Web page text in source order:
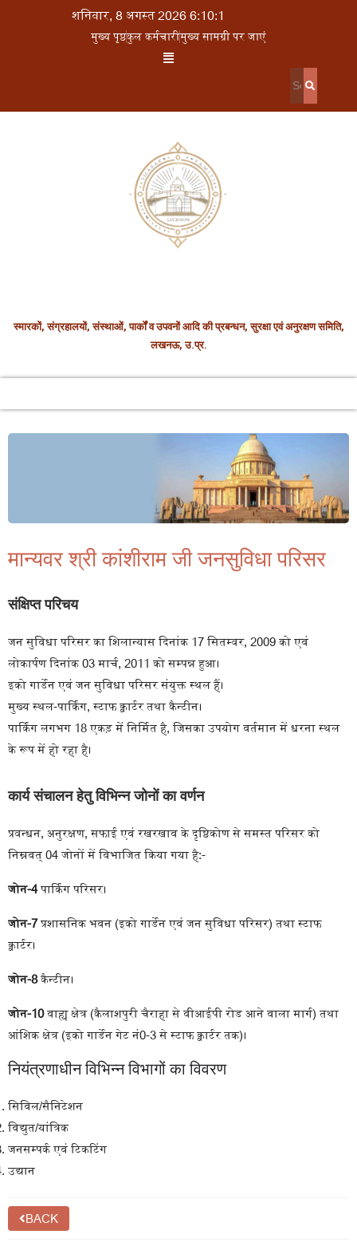
शनिवार, 8 अगस्त 2026 6:10:1
मुख्य पृष्ठकुल कर्मचारीमुख्य सामग्री पर जाएं
स्मारकों, संग्रहालयों, संस्थाओं, पार्कों व उपवनों आदि की प्रबन्धन, सुरक्षा एवं अनुरक्षण समिति,
लखनऊ, उ.प्र.
मान्यवर श्री कांशीराम जी जनसुविधा परिसर
संक्षिप्त परिचय
जन सुविधा परिसर का शिलान्यास दिनांक 17 सितम्बर, 2009 को एवं
लोकार्पण दिनांक 03 मार्च, 2011 को सम्पन्न हुआ।
इको गार्डेन एवं जन सुविधा परिसर संयुक्त स्थल हैं।
मुख्य स्थल-पार्किंग, स्टाफ क्वार्टर तथा कैन्टीन।
पार्किंग लगभग 18 एकड़ में निर्मित है, जिसका उपयोग वर्तमान में धरना स्थल
के रूप में हो रहा है।
कार्य संचालन हेतु विभिन्न जोनों का वर्णन
प्रबन्धन, अनुरक्षण, सफाई एवं रखरखाव के दृष्टिकोण से समस्त परिसर को
निम्नवत् 04 जोनों में विभाजित किया गया है:-
जोन-4पार्किंग परिसर।
जोन-7प्रशासनिक भवन (इको गार्डेन एवं जन सुविधा परिसर) तथा स्टाफ
क्वार्टर।
जोन-8कैन्टीन।
जोन-10वाह्य क्षेत्र (कैलाशपुरी चैराहा से वीआईपी रोड आने वाला मार्ग) तथा
आंशिक क्षेत्र (इको गार्डेन गेट नं0-3 से स्टाफ क्वार्टर तक)।
नियंत्रणाधीन विभिन्न विभागों का विवरण
सिविल/सैनिटेशन
विद्युत/यांत्रिक
जनसम्पर्क एवं टिकटिंग
उद्यान
BACK